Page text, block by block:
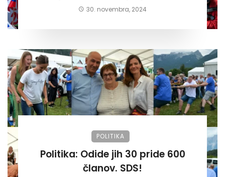
30. novembra, 2024
POLITIKA
Politika: Odide jih 30 pride 600
članov. SDS!